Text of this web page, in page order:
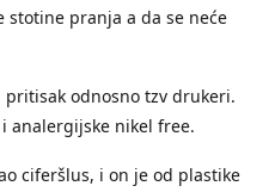
stotine pranja a da se neće
odnosno tzv drukeri.
analergijske nikel free.
ciferšlus, i on je od plastike